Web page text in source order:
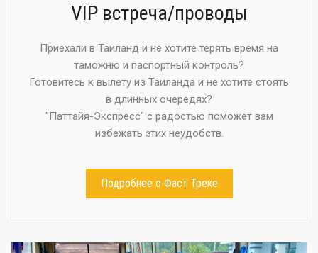
VIP встреча/проводы
Приехали в Таиланд и не хотите терять время на
таможню и паспортный контроль?
Готовитесь к вылету из Таиланда и не хотите стоять
в длинных очередях?
"Паттайя-Экспресс" с радостью поможет вам
избежать этих неудобств.
Подробнее о Фаст Треке